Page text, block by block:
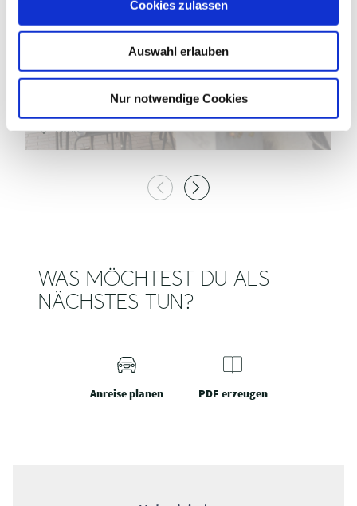
Cookies zulassen
Auswahl erlauben
Nur notwendige Cookies
Eutin
©
WAS MÖCHTEST DU ALS
NÄCHSTES TUN?
Anreise planen PDF erzeugen